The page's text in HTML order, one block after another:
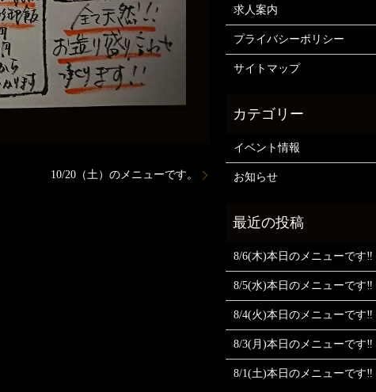
10/20（土）のメニューです。
求人案内
プライバシーポリシー
サイトマップ
イベント情報
お知らせ
8/6(木)本日のメニューです‼️
8/5(水)本日のメニューです‼️
8/4(火)本日のメニューです‼️
8/3(月)本日のメニューです‼️
8/1(土)本日のメニューです‼️